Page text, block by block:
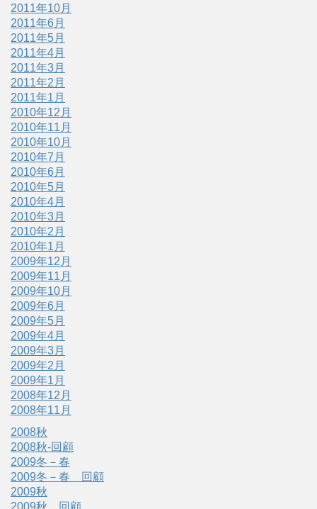
2011年10月
2011年6月
2011年5月
2011年4月
2011年3月
2011年2月
2011年1月
2010年12月
2010年11月
2010年10月
2010年7月
2010年6月
2010年5月
2010年4月
2010年3月
2010年2月
2010年1月
2009年12月
2009年11月
2009年10月
2009年6月
2009年5月
2009年4月
2009年3月
2009年2月
2009年1月
2008年12月
2008年11月
2008秋
2008秋-回顧
2009冬－春
2009冬－春 回顧
2009秋
2009秋 回顧